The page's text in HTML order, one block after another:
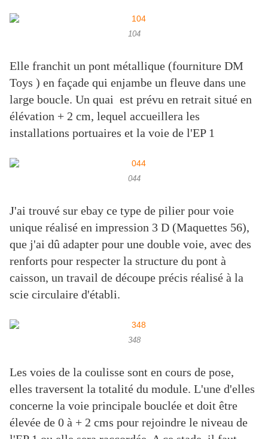
104
Elle franchit un pont métallique (fourniture DM
Toys ) en façade qui enjambe un fleuve dans une
large boucle. Un quai est prévu en retrait situé en
élévation + 2 cm, lequel accueillera les
installations portuaires et la voie de l'EP 1
044
J'ai trouvé sur ebay ce type de pilier pour voie
unique réalisé en impression 3 D (Maquettes 56),
que j'ai dû adapter pour une double voie, avec des
renforts pour respecter la structure du pont à
caisson, un travail de découpe précis réalisé à la
scie circulaire d'établi.
348
Les voies de la coulisse sont en cours de pose,
elles traversent la totalité du module. L'une d'elles
concerne la voie principale bouclée et doit être
élevée de 0 à + 2 cms pour rejoindre le niveau de